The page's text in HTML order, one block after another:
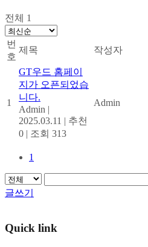
전체 1
번
호
제목 작성자
1
GT우드 홈페이
지가 오픈되었습
니다.
Admin |
2025.03.11 | 추천
0 | 조회 313
Admin
1
글쓰기
Quick link